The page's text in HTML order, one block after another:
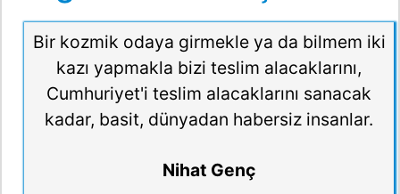
Bir kozmik odaya girmekle ya da bilmem iki
kazı yapmakla bizi teslim alacaklarını,
Cumhuriyet'i teslim alacaklarını sanacak
kadar, basit, dünyadan habersiz insanlar.
Nihat Genç